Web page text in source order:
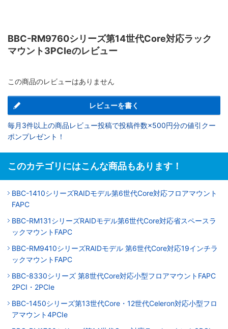
BBC-RM9760シリーズ第14世代Core対応ラック
マウント3PCIeのレビュー
この商品のレビューはありません
レビューを書く
毎月3件以上の商品レビュー投稿で投稿件数×500円分の値引クー
ポンプレゼント！
このカテゴリにはこんな商品もあります！
BBC-1410シリーズRAIDモデル第6世代Core対応フロアマウント
FAPC
BBC-RM131シリーズRAIDモデル第6世代Core対応省スペースラ
ックマウントFAPC
BBC-RM9410シリーズRAIDモデル 第6世代Core対応19インチラ
ックマウントFAPC
BBC-8330シリーズ 第8世代Core対応小型フロアマウントFAPC
2PCI・2PCIe
BBC-1450シリーズ第13世代Core・12世代Celeron対応小型フロ
アマウント4PCIe